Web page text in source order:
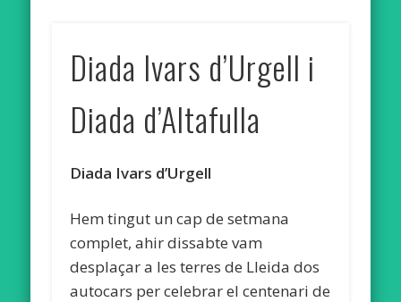
Diada Ivars d’Urgell i
Diada d’Altafulla
Diada Ivars d’Urgell
Hem tingut un cap de setmana
complet, ahir dissabte vam
desplaçar a les terres de Lleida dos
autocars per celebrar el centenari de